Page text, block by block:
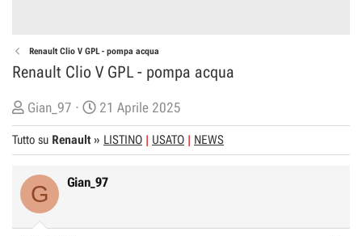
Renault Clio V GPL - pompa acqua
Renault Clio V GPL - pompa acqua
C
r
e
t
Gian_97
D
a
t
d
21 Aprile 2025
Tutto su Renault» LISTINO USATO NEWS
G Gian_97